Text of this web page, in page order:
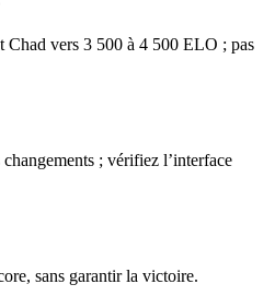
Chad vers 3 500 à 4 500 ELO ; pas
; vérifiez l’interface
sans garantir la victoire.